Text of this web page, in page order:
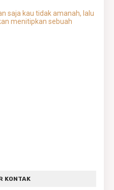
saja kau tidak amanah, lalu
menitipkan sebuah
KONTAK